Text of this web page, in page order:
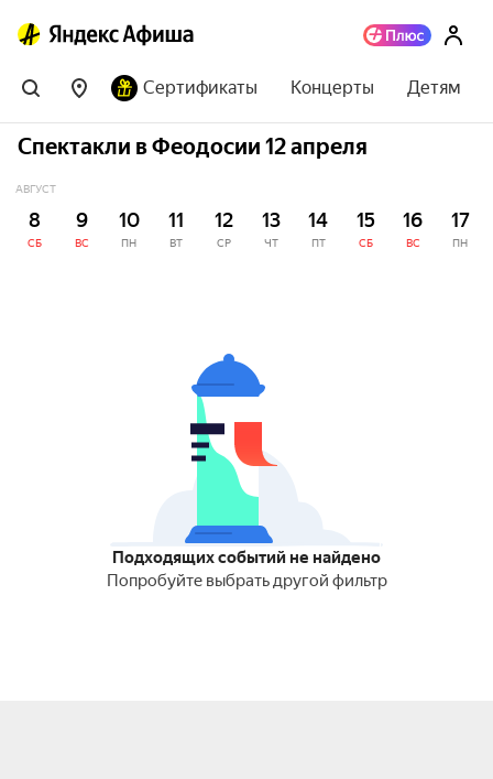
Сертификаты Концерты Детям
Спектакли в Феодосии 12 апреля
АВГУСТ
8
СБ
9
ВС
10
ПН
11
ВТ
12
СР
13
ЧТ
14
ПТ
15
СБ
16
ВС
17
ПН
Подходящих событий не найдено
Попробуйте выбрать другой фильтр